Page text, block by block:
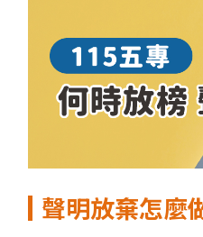
聲明放棄怎麼